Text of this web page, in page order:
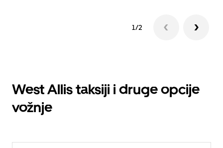
1/2
West Allis taksiji i druge opcije
vožnje